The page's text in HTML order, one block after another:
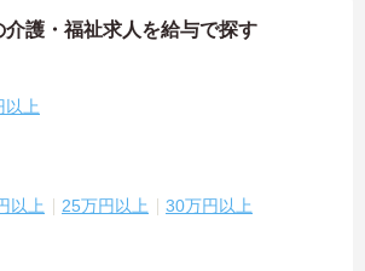
護・福祉求人を給与で探す
以上
以上 25万円以上 30万円以上